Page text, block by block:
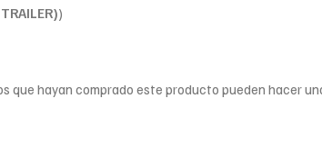
)
que hayan comprado este producto pueden hacer